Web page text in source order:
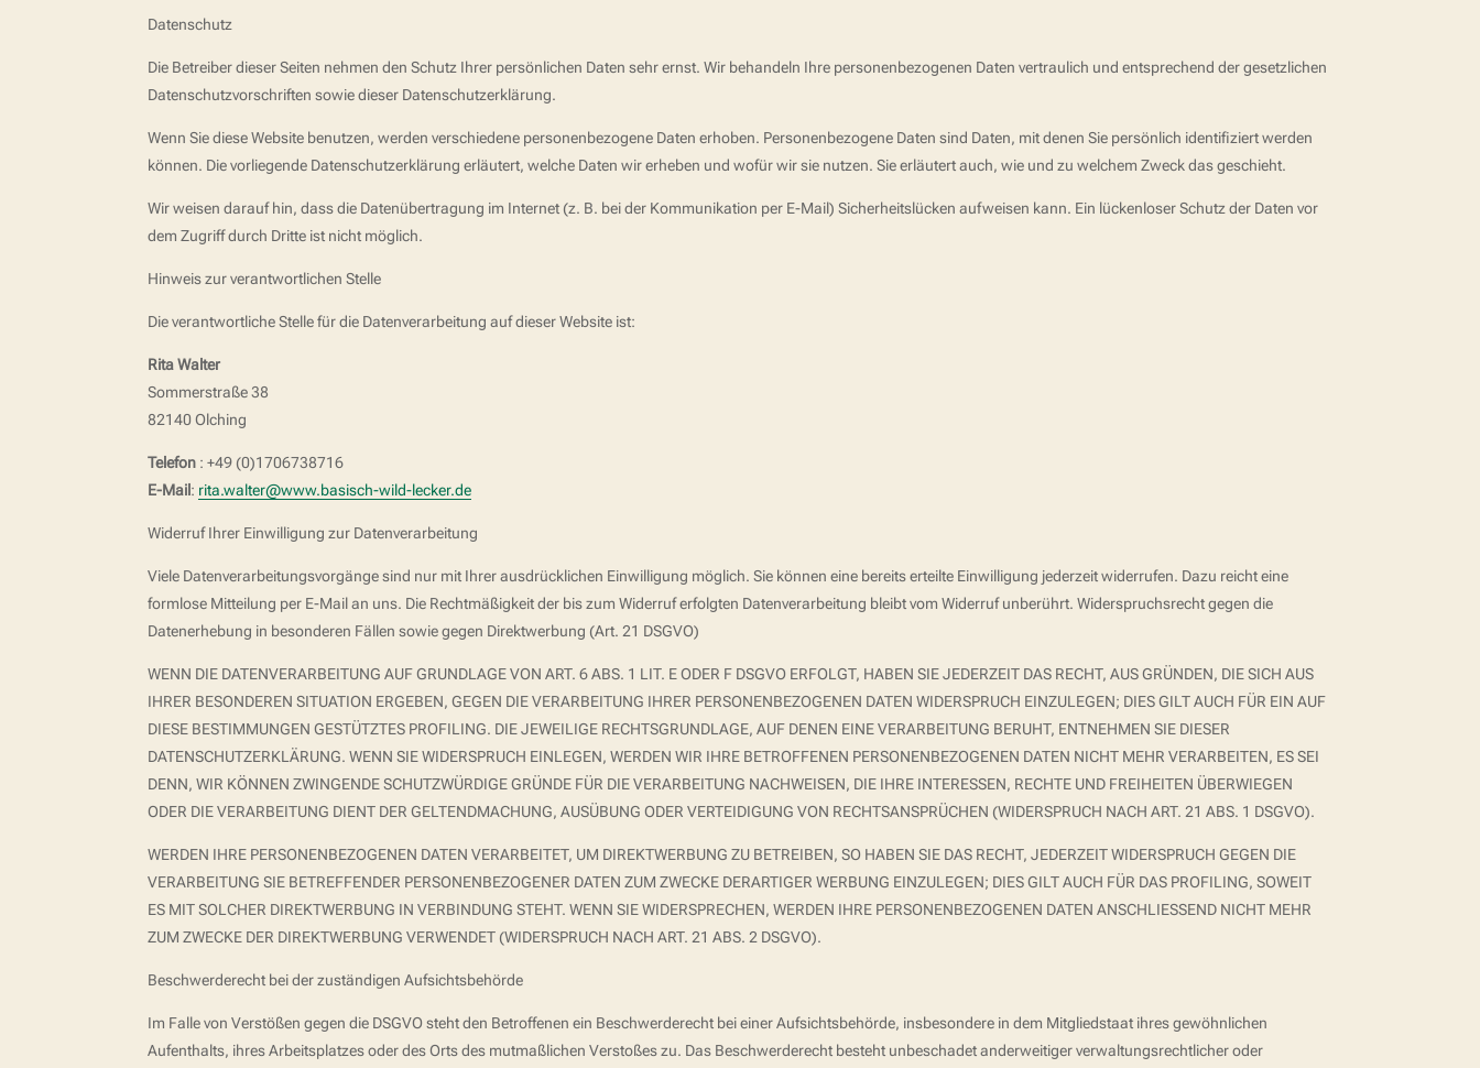
Datenschutz
Die Betreiber dieser Seiten nehmen den Schutz Ihrer persönlichen Daten sehr ernst. Wir behandeln Ihre personenbezogenen Daten vertraulich und entsprechend der gesetzlichen
Datenschutzvorschriften sowie dieser Datenschutzerklärung.
Wenn Sie diese Website benutzen, werden verschiedene personenbezogene Daten erhoben. Personenbezogene Daten sind Daten, mit denen Sie persönlich identifiziert werden
können. Die vorliegende Datenschutzerklärung erläutert, welche Daten wir erheben und wofür wir sie nutzen. Sie erläutert auch, wie und zu welchem Zweck das geschieht.
Wir weisen darauf hin, dass die Datenübertragung im Internet (z. B. bei der Kommunikation per E-Mail) Sicherheitslücken aufweisen kann. Ein lückenloser Schutz der Daten vor
dem Zugriff durch Dritte ist nicht möglich.
Hinweis zur verantwortlichen Stelle
Die verantwortliche Stelle für die Datenverarbeitung auf dieser Website ist:
Rita Walter
Sommerstraße 38
82140 Olching
Telefon : +49 (0)1706738716
E-Mail : rita.walter@www.basisch-wild-lecker.de
Widerruf Ihrer Einwilligung zur Datenverarbeitung
Viele Datenverarbeitungsvorgänge sind nur mit Ihrer ausdrücklichen Einwilligung möglich. Sie können eine bereits erteilte Einwilligung jederzeit widerrufen. Dazu reicht eine
formlose Mitteilung per E-Mail an uns. Die Rechtmäßigkeit der bis zum Widerruf erfolgten Datenverarbeitung bleibt vom Widerruf unberührt. Widerspruchsrecht gegen die
Datenerhebung in besonderen Fällen sowie gegen Direktwerbung (Art. 21 DSGVO)
WENN DIE DATENVERARBEITUNG AUF GRUNDLAGE VON ART. 6 ABS. 1 LIT. E ODER F DSGVO ERFOLGT, HABEN SIE JEDERZEIT DAS RECHT, AUS GRÜNDEN, DIE SICH AUS
IHRER BESONDEREN SITUATION ERGEBEN, GEGEN DIE VERARBEITUNG IHRER PERSONENBEZOGENEN DATEN WIDERSPRUCH EINZULEGEN; DIES GILT AUCH FÜR EIN AUF
DIESE BESTIMMUNGEN GESTÜTZTES PROFILING. DIE JEWEILIGE RECHTSGRUNDLAGE, AUF DENEN EINE VERARBEITUNG BERUHT, ENTNEHMEN SIE DIESER
DATENSCHUTZERKLÄRUNG. WENN SIE WIDERSPRUCH EINLEGEN, WERDEN WIR IHRE BETROFFENEN PERSONENBEZOGENEN DATEN NICHT MEHR VERARBEITEN, ES SEI
DENN, WIR KÖNNEN ZWINGENDE SCHUTZWÜRDIGE GRÜNDE FÜR DIE VERARBEITUNG NACHWEISEN, DIE IHRE INTERESSEN, RECHTE UND FREIHEITEN ÜBERWIEGEN
ODER DIE VERARBEITUNG DIENT DER GELTENDMACHUNG, AUSÜBUNG ODER VERTEIDIGUNG VON RECHTSANSPRÜCHEN (WIDERSPRUCH NACH ART. 21 ABS. 1 DSGVO).
WERDEN IHRE PERSONENBEZOGENEN DATEN VERARBEITET, UM DIREKTWERBUNG ZU BETREIBEN, SO HABEN SIE DAS RECHT, JEDERZEIT WIDERSPRUCH GEGEN DIE
VERARBEITUNG SIE BETREFFENDER PERSONENBEZOGENER DATEN ZUM ZWECKE DERARTIGER WERBUNG EINZULEGEN; DIES GILT AUCH FÜR DAS PROFILING, SOWEIT
ES MIT SOLCHER DIREKTWERBUNG IN VERBINDUNG STEHT. WENN SIE WIDERSPRECHEN, WERDEN IHRE PERSONENBEZOGENEN DATEN ANSCHLIESSEND NICHT MEHR
ZUM ZWECKE DER DIREKTWERBUNG VERWENDET (WIDERSPRUCH NACH ART. 21 ABS. 2 DSGVO).
Beschwerderecht bei der zuständigen Aufsichtsbehörde
Im Falle von Verstößen gegen die DSGVO steht den Betroffenen ein Beschwerderecht bei einer Aufsichtsbehörde, insbesondere in dem Mitgliedstaat ihres gewöhnlichen
Aufenthalts, ihres Arbeitsplatzes oder des Orts des mutmaßlichen Verstoßes zu. Das Beschwerderecht besteht unbeschadet anderweitiger verwaltungsrechtlicher oder